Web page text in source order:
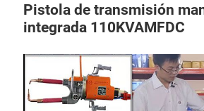
Pistola de transmisión
integrada 110KVAMFDC